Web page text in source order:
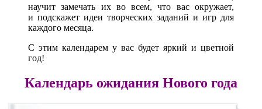
научит замечать их во всем, что вас окружает,
и подскажет идеи творческих заданий и игр для
каждого месяца.
С этим календарем у вас будет яркий и цветной
год!
Календарь ожидания Нового года